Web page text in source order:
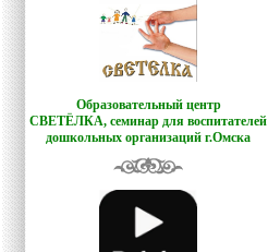
Образовательный центр
СВЕТЁЛКА, семинар для воспитателей
дошкольных организаций г.Омска